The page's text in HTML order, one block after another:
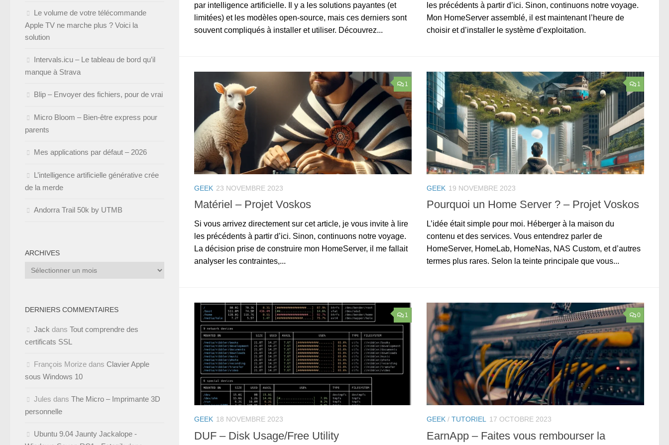
par intelligence artificielle. Il y a les solutions payantes (et
limitées) et les modèles open-source, mais ces derniers sont
souvent compliqués à installer et utiliser. Découvrez...
les précédents à partir d’ici. Sinon, continuons notre voyage.
Mon HomeServer assemblé, il est maintenant l’heure de
choisir et d’installer le système d’exploitation.
1
GEEK 23 NOVEMBRE 2023
Matériel – Projet Voskos
Si vous arrivez directement sur cet article, je vous invite à lire
les précédents à partir d’ici. Sinon, continuons notre voyage.
La décision prise de construire mon HomeServer, il me fallait
analyser les contraintes,...
1
GEEK 19 NOVEMBRE 2023
Pourquoi un Home Server ? – Projet Voskos
L’idée était simple pour moi. Héberger à la maison du
contenu et des services. Vous entendrez parler de
HomeServer, HomeLab, HomeNas, NAS Custom, et d’autres
termes plus rares. Selon la teinte principale que vous...
1
GEEK 18 NOVEMBRE 2023
DUF – Disk Usage/Free Utility
0
GEEK / TUTORIEL 17 OCTOBRE 2023
EarnApp – Faites vous rembourser la
Le volume de votre télécommande
Apple TV ne marche plus ? Voici la
solution
Intervals.icu – Le tableau de bord qu’il
manque à Strava
Blip – Envoyer des fichiers, pour de vrai
Micro Bloom – Bien-être express pour
parents
Mes applications par défaut – 2026
L’intelligence artificielle générative crée
de la merde
Andorra Trail 50k by UTMB
ARCHIVES
Archives
DERNIERS COMMENTAIRES
Jack dans Tout comprendre des
certificats SSL
François Morize dans Clavier Apple
sous Windows 10
Jules dans The Micro – Imprimante 3D
personnelle
Ubuntu 9.04 Jaunty Jackalope -